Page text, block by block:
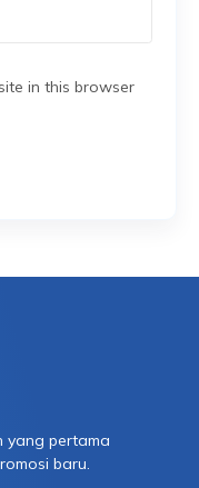
in this browser
yang pertama
baru.